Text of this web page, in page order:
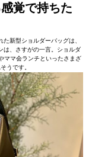
覚で持ちた
新型ショルダーバッグは、
は、さすがの一言。ショルダ
ママ会ランチといったさまざ
うです。